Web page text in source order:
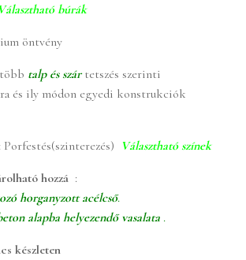
búrák
öntvény
talp és szár tetszés szerinti
és ily módon egyedi konstrukciók
Porfestés(szinterezés) Választható színek
hozzá :
horganyzott acélcső.
alapba helyezendő vasalata .
készleten